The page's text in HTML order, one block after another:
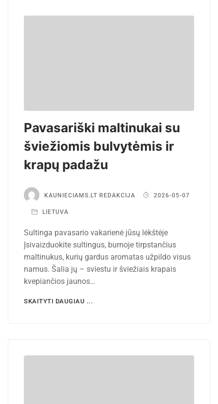
Pavasariški maltinukai su
šviežiomis bulvytėmis ir
krapų padažu
KAUNIECIAMS.LT REDAKCIJA 2026-05-07
LIETUVA
Sultinga pavasario vakarienė jūsų lėkštėje
Įsivaizduokite sultingus, burnoje tirpstančius
maltinukus, kurių gardus aromatas užpildo visus
namus. Šalia jų – sviestu ir šviežiais krapais
kvepiančios jaunos…
SKAITYTI DAUGIAU ...